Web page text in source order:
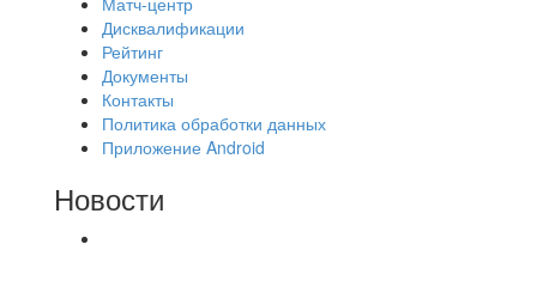
Дисквалификации
Рейтинг
Документы
Контакты
Политика обработки данных
Приложение Android
Новости